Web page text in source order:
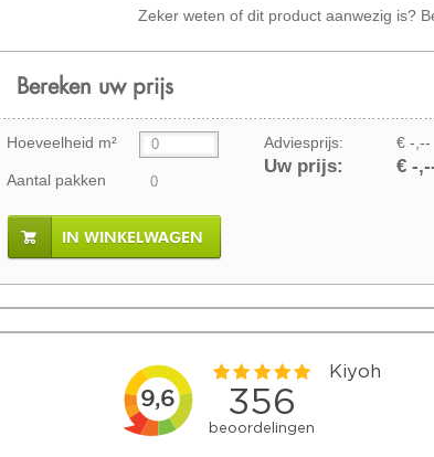
Zeker weten of dit product aanwezig is?
Bereken uw prijs
Hoeveelheid m²
Aantal pakken
Adviesprijs: € -,--
Uw prijs: € -
IN WINKELWAGEN